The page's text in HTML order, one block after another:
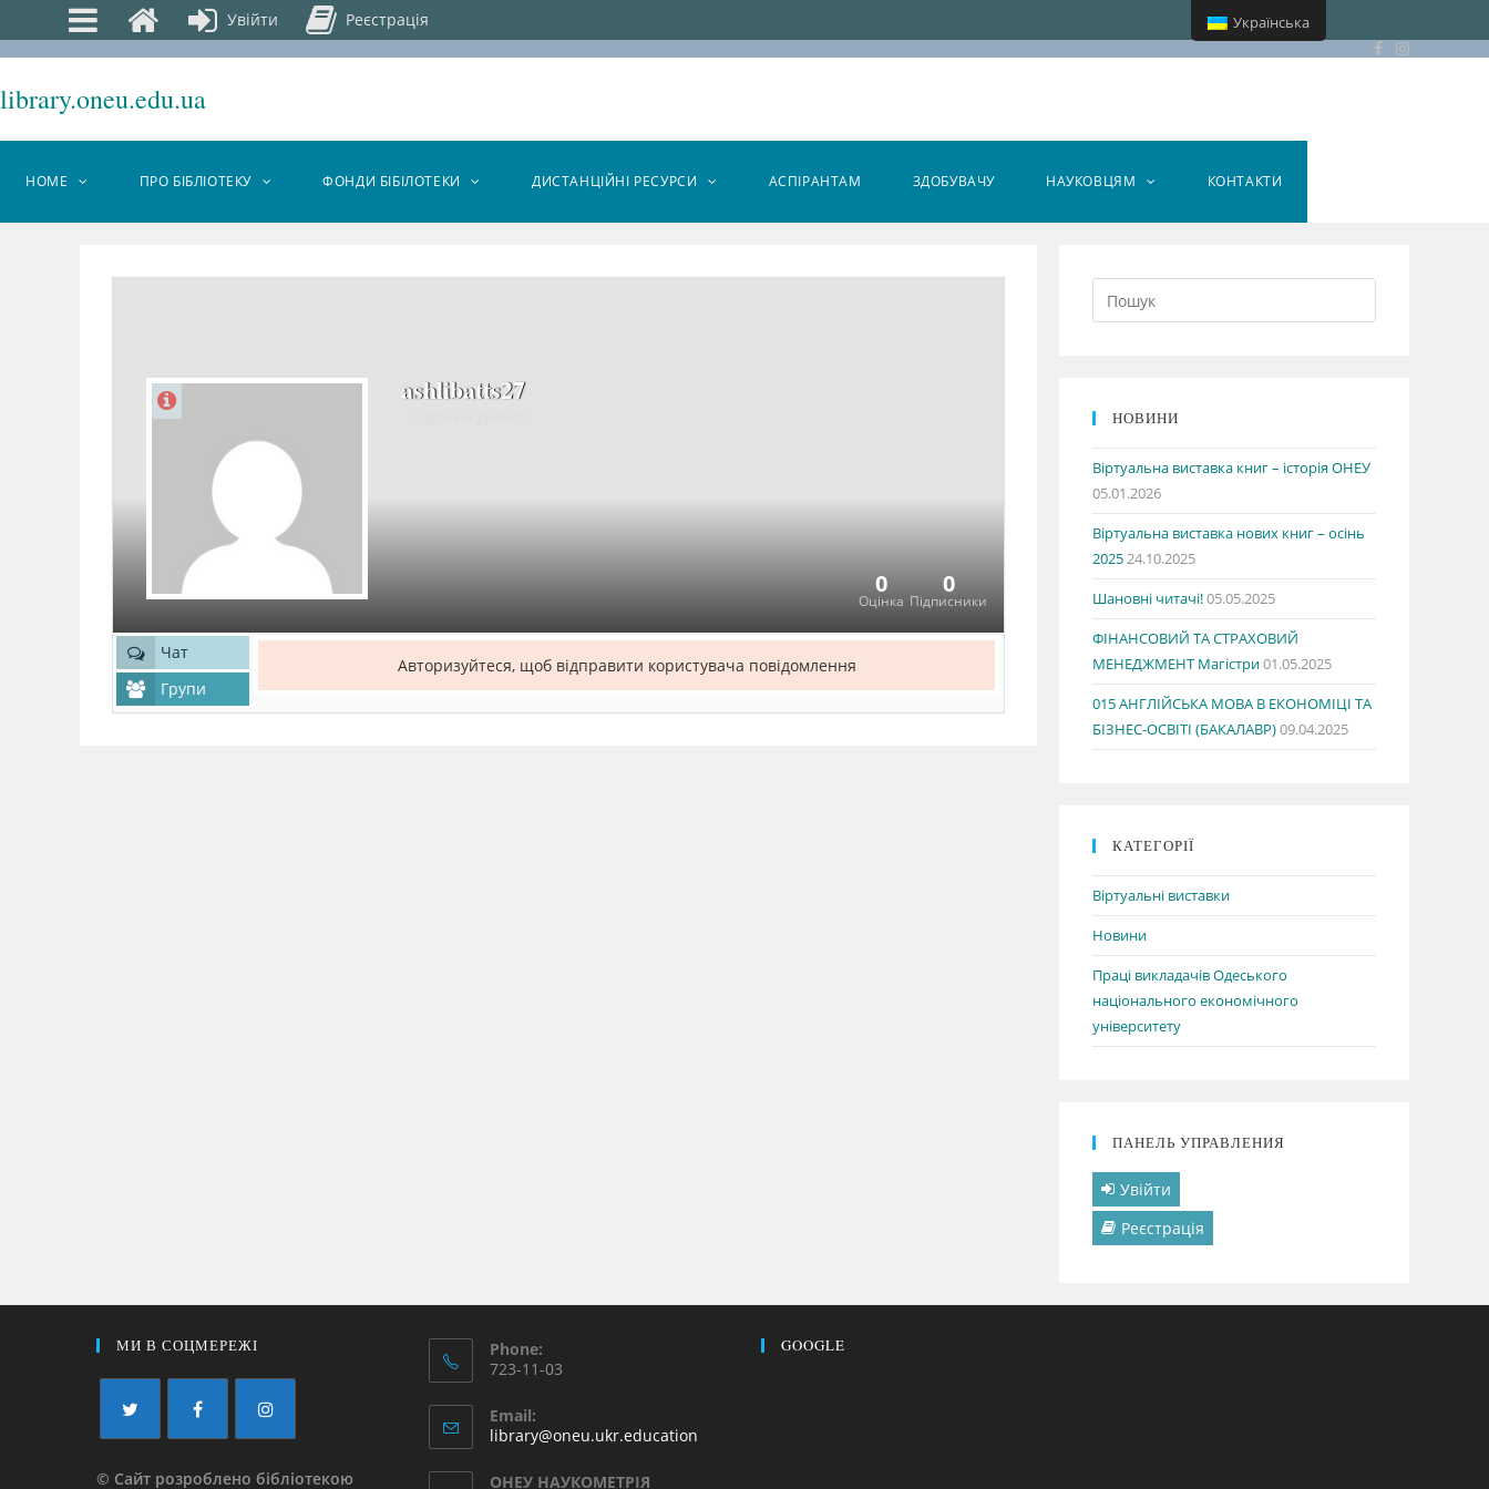
library.oneu.edu.ua
HOME ПРО БІБЛІОТЕКУ ФОНДИ БІБІЛОТЕКИ ДИСТАНЦІЙНІ РЕСУРСИ АСПІРАНТАМ ЗДОБУВАЧУ НАУКОВЦЯМ КОНТАКТИ
ashlibatts27
Оцінка
0
Підписники
0
Чат
Групи
Авторизуйтеся, щоб відправити користувача повідомлення
НОВИНИ
Віртуальна виставка книг – історія ОНЕУ
05.01.2026
Віртуальна виставка нових книг – осінь
202524.10.2025
Шановні читачі!05.05.2025
ФІНАНСОВИЙ ТА СТРАХОВИЙ
МЕНЕДЖМЕНТ Магістри01.05.2025
015 АНГЛІЙСЬКА МОВА В ЕКОНОМІЦІ ТА
БІЗНЕС-ОСВІТІ (БАКАЛАВР)09.04.2025
КАТЕГОРІЇ
Віртуальні виставки
Новини
Праці викладачів Одеського
національного економічного
університету
ПАНЕЛЬ УПРАВЛЕНИЯ
Увійти
Реєстрація
МИ В СОЦМЕРЕЖІ
© Сайт розроблено бібліотекою
Phone:
723-11-03
Email:
library@oneu.ukr.education
ОНЕУ НАУКОМЕТРІЯ
GOOGLE
Увійти Реєстрація Українська